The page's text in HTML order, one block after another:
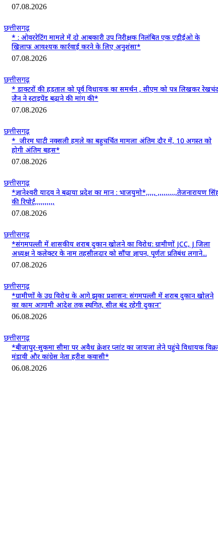
07.08.2026
छत्तीसगढ़
* : ओवररेटिंग मामले में दो आबकारी उप निरीक्षक निलंबित एक एडीईओ के
खिलाफ आवश्यक कार्रवाई करने के लिए अनुशंसा*
07.08.2026
छत्तीसगढ़
* डाक्टरों की हड़ताल को पूर्व विधायक का समर्थन , सीएम को पत्र लिखकर
जैन ने स्टाइपेंड बढ़ाने की मांग की*
07.08.2026
छत्तीसगढ़
* जीरम घाटी नक्सली हमले का बहुचर्चित मामला अंतिम दौर में, 10 अगस्त को
होगी अंतिम बहस*
07.08.2026
छत्तीसगढ़
*ज्ञानेश्वरी यादव ने बढ़ाया प्रदेश का मान : भाजयुमो*,,,,, ,,,,,,,,,,तेजनारायण
की रिपोर्ट,,,,,,,,,,
07.08.2026
छत्तीसगढ़
*संगमपल्ली में शासकीय शराब दुकान खोलने का विरोध: ग्रामीणों JCC, J जिला
अध्यक्ष ने कलेक्टर के नाम तहसीलदार को सौंपा ज्ञापन, पूर्णतः प्रतिबंध लगाने...
07.08.2026
छत्तीसगढ़
*ग्रामीणों के उग्र विरोध के आगे झुका प्रशासन: संगमपल्ली में शराब दुकान खोलने
का काम आगामी आदेश तक स्थगित, सील बंद रहेगी दुकान”
06.08.2026
छत्तीसगढ़
*बीजापुर-सुकमा सीमा पर अवैध क्रेशर प्लांट का जायजा लेने पहुंचे विधायक
मंडावी और कांग्रेस नेता हरीश कवासी*
06.08.2026